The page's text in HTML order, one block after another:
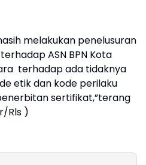
melakukan penelusuran
ASN BPN Kota
terhadap ada tidaknya
etik dan kode perilaku
sertifikat,”terang
Rls )